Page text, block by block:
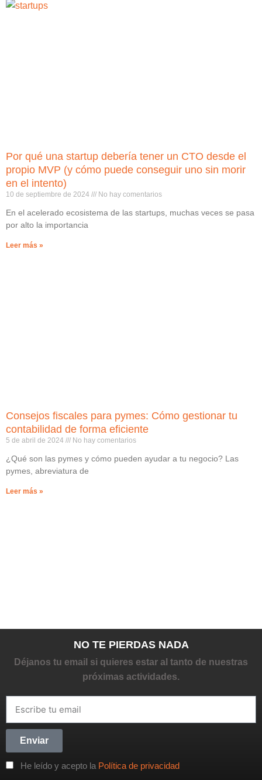
Por qué una startup debería tener un CTO desde el
propio MVP (y cómo puede conseguir uno sin morir
en el intento)
10 de septiembre de 2024 No hay comentarios
En el acelerado ecosistema de las startups, muchas veces se pasa
por alto la importancia
Leer más »
Consejos fiscales para pymes: Cómo gestionar tu
contabilidad de forma eficiente
5 de abril de 2024 No hay comentarios
¿Qué son las pymes y cómo pueden ayudar a tu negocio? Las
pymes, abreviatura de
Leer más »
NO TE PIERDAS NADA
Déjanos tu email si quieres estar al tanto de nuestras
próximas actividades.
He leído y acepto la Política de privacidad
Enviar